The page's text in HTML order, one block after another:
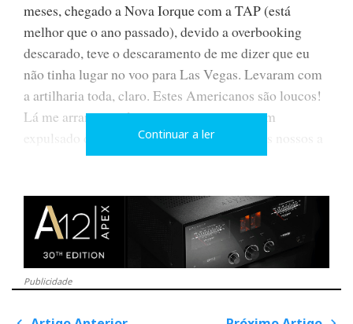
meses, chegado a Nova Iorque com a TAP (está
melhor que o ano passado), devido a overbooking
descarado, teve o descaramento de me dizer que eu
não tinha lugar no voo para Las Vegas. Levaram com
a artilharia toda, claro. Estes Americanos são loucos!
Lá me arranjaram lugar, não sem antes terem
expulsado do avião dois outros compatriotas nossos a
troco de um punhado de dólares, um deles de nome
comigo para poder ficar sentado ao pé da minha
esposa.
Mas com algum esforço e perseverança há sempre no
Continuar a ler
Publicidade